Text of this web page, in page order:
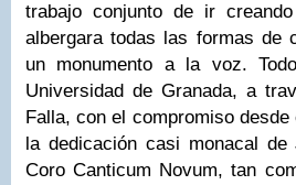
trabajo conjunto de ir
albergara todas las formas de
un monumento a la voz.
Universidad de Granada, a
Falla, con el compromiso
la dedicación casi monacal
Coro Canticum Novum, tan